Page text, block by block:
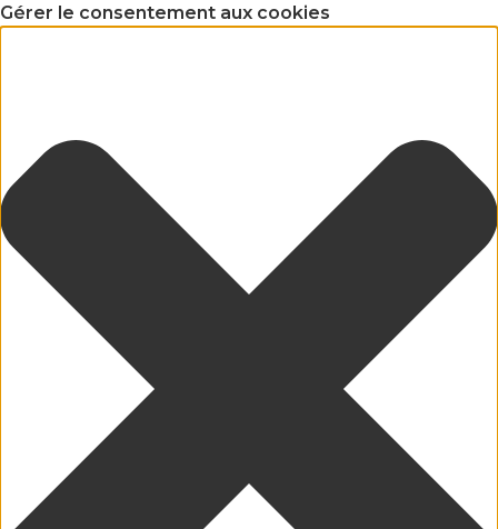
Gérer le consentement aux cookies